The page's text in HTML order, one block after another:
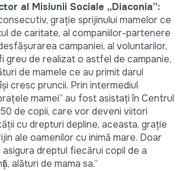
al Misiunii Sociale „Diaconia”:
grație sprijinului mamelor ce
de caritate, al companiilor-partenere
campaniei, al voluntarilor,
greu de realizat o astfel de campanie,
de mamele ce au primit darul
cresc pruncii. Prin intermediul
mamei” au fost asistați în Centrul
de copii, care vor deveni viitori
cu drepturi depline, aceasta, grație
ale oamenilor cu inimă mare. Doar
dreptul fiecărui copil de a
alături de mama sa.”